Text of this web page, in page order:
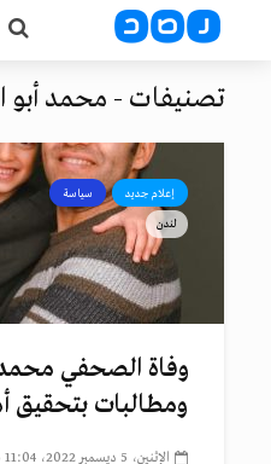
تصنيفات - محمد أبو
إعلام جديد سياسة
لندن
وفاة الصحفي
ومطالبات بتحقيق
الإثنين، 5 ديسمبر 2022، 11:04 ص